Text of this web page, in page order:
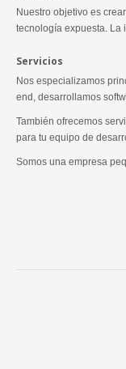
Nuestro objetivo es
tecnología expuesta. La
Servicios
Nos especializamos
end, desarrollamos
También ofrecemos
para tu equipo de
Somos una empresa